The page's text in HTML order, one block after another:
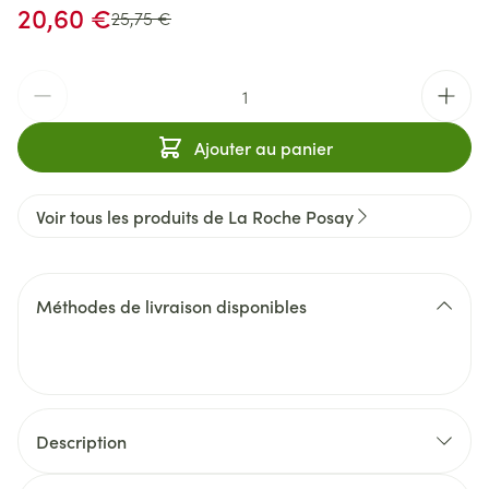
Prix Habituel
25,75 €
Prix spécial
20,60 €
Ajouter au panier
Voir tous les produits de La Roche Posay
Méthodes de livraison disponibles
Description